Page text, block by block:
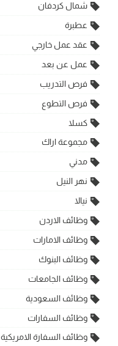
شمال كردفان
عطبرة
عقد عمل خارجي
عمل عن بعد
فرص التدريب
فرص التطوع
كسلا
مجموعة اراك
مدني
نهر النيل
نيالا
وظائف الاردن
وظائف الامارات
وظائف البنوك
وظائف الجامعات
وظائف السعودية
وظائف السفارات
وظائف السفارة الامريكية